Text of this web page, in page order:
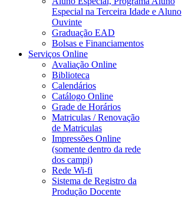
Especial na Terceira Idade e Aluno
Ouvinte
Graduação EAD
Bolsas e Financiamentos
Serviços Online
Avaliação Online
Biblioteca
Calendários
Catálogo Online
Grade de Horários
Matriculas / Renovação
de Matriculas
Impressões Online
(somente dentro da rede
dos campi)
Rede Wi-fi
Sistema de Registro da
Produção Docente